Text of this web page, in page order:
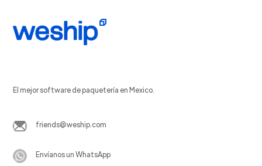
El mejor software de paquetería en Mexico.
friends@weship.com
Envíanos un WhatsApp